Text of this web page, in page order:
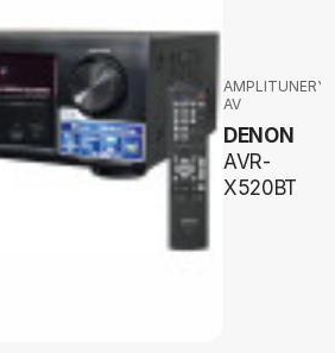
AMPLITUNERY
AV
DENON
AVR-
X520BT